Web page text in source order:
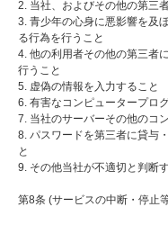
2. 当社、およびその他の第三
3. 青少年の心身に悪影響を及
る行為を行うこと
4. 他の利用者その他の第三者
行うこと
5. 虚偽の情報を入力すること
6. 有害なコンピュータープロ
7. 当社のサーバーその他のコ
8. パスワードを第三者に貸与
と
9. その他当社が不適切と判断
第8条 (サービスの中断・停止